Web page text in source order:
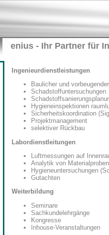
enius - Ihr Partner für
Ingenieurdienstleistungen
Baulicher und
Schadstoffuntersuchungen
Hygieneinspektionen
Sicherheitskoordination
Projektmanagement
selektiver Rückbau
Labordienstleitungen
Luftmessungen auf
Analytik von
Hygieneuntersuchungen
Gutachten
Weiterbildung
Seminare
Sachkundelehrgänge
Kongresse
Inhouse-Veranstaltungen